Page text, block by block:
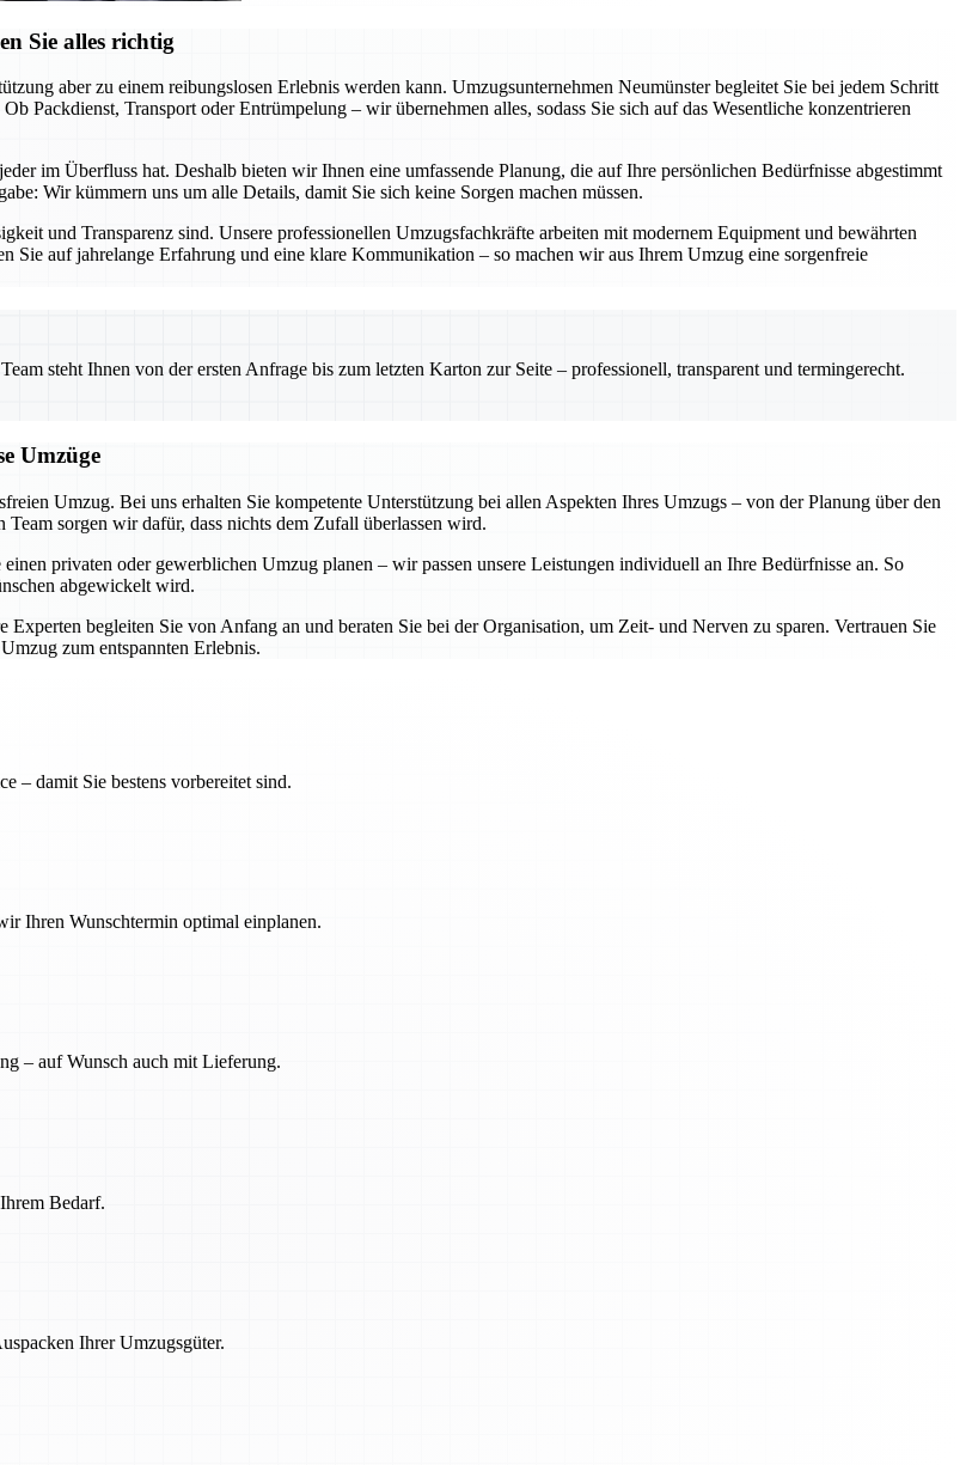
Sie alles richtig
aber zu einem reibungslosen Erlebnis werden kann. Umzugsunternehmen Neumünster begleitet Sie bei jedem Schritt
Packdienst, Transport oder Entrümpelung – wir übernehmen alles, sodass Sie sich auf das Wesentliche konzentrieren
im Überfluss hat. Deshalb bieten wir Ihnen eine umfassende Planung, die auf Ihre persönlichen Bedürfnisse abgestimmt
Wir kümmern uns um alle Details, damit Sie sich keine Sorgen machen müssen.
und Transparenz sind. Unsere professionellen Umzugsfachkräfte arbeiten mit modernem Equipment und bewährten
Sie auf jahrelange Erfahrung und eine klare Kommunikation – so machen wir aus Ihrem Umzug eine sorgenfreie
steht Ihnen von der ersten Anfrage bis zum letzten Karton zur Seite – professionell, transparent und termingerecht.
Umzüge
Umzug. Bei uns erhalten Sie kompetente Unterstützung bei allen Aspekten Ihres Umzugs – von der Planung über den
sorgen wir dafür, dass nichts dem Zufall überlassen wird.
privaten oder gewerblichen Umzug planen – wir passen unsere Leistungen individuell an Ihre Bedürfnisse an. So
abgewickelt wird.
begleiten Sie von Anfang an und beraten Sie bei der Organisation, um Zeit- und Nerven zu sparen. Vertrauen Sie
zum entspannten Erlebnis.
– damit Sie bestens vorbereitet sind.
Ihren Wunschtermin optimal einplanen.
– auf Wunsch auch mit Lieferung.
Bedarf.
Ihrer Umzugsgüter.